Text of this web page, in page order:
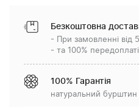
Безкоштовна
- При замовленні від
- та 100% передоплаті
100% Гарантія
натуральний бурштин